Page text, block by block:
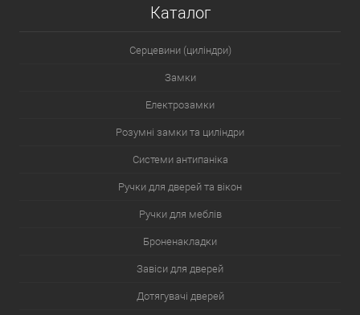
Каталог
Серцевини (циліндри)
Замки
Електрозамки
Розумні замки та циліндри
Системи антипаніка
Ручки для дверей та вікон
Ручки для меблів
Броненакладки
Завіси для дверей
Дотягувачі дверей